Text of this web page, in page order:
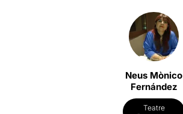
Neus Mònico
Fernández
Teatre